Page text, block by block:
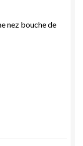
nez bouche de